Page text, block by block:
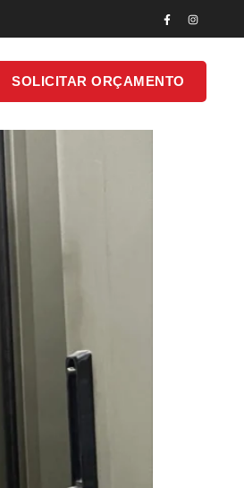
SOLICITAR ORÇAMENTO
SOLICITAR
ORÇAMENTO
Fábricas De